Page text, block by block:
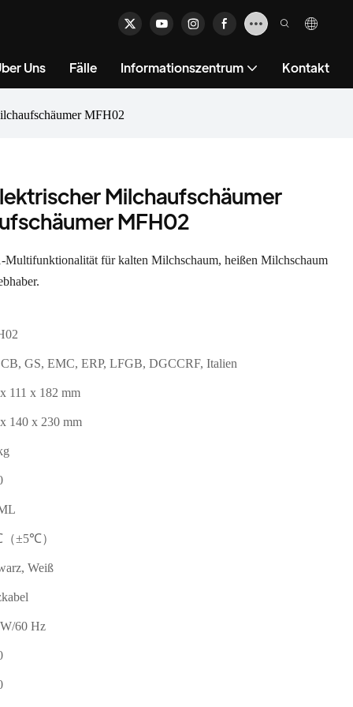
Uns Fälle Informationszentrum Kontakt
MFH02
Milchaufschäumer
MFH02
Multifunktionalität für kalten Milchschaum, heißen Milchschaum
GS, EMC, ERP, LFGB, DGCCRF, Italien
111 x 182 mm
140 x 230 mm
±5℃）
Weiß
60 Hz